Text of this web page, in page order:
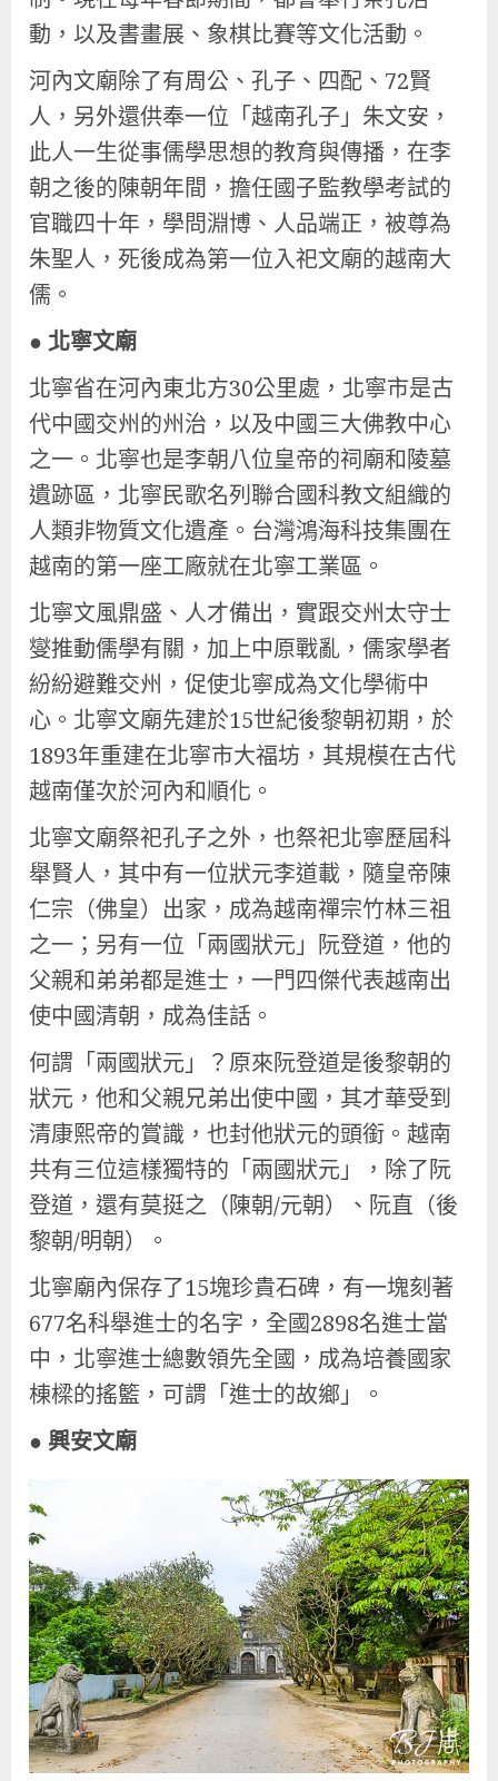
動，以及書畫展、象棋比賽等文化活動。
河內文廟除了有周公、孔子、四配、72賢
人，另外還供奉一位「越南孔子」朱文安，
此人一生從事儒學思想的教育與傳播，在李
朝之後的陳朝年間，擔任國子監教學考試的
官職四十年，學問淵博、人品端正，被尊為
朱聖人，死後成為第一位入祀文廟的越南大
儒。
● 北寧文廟
北寧省在河內東北方30公里處，北寧市是古
代中國交州的州治，以及中國三大佛教中心
之一。北寧也是李朝八位皇帝的祠廟和陵墓
遺跡區，北寧民歌名列聯合國科教文組織的
人類非物質文化遺產。台灣鴻海科技集團在
越南的第一座工廠就在北寧工業區。
北寧文風鼎盛、人才備出，實跟交州太守士
燮推動儒學有關，加上中原戰亂，儒家學者
紛紛避難交州，促使北寧成為文化學術中
心。北寧文廟先建於15世紀後黎朝初期，於
1893年重建在北寧市大福坊，其規模在古代
越南僅次於河內和順化。
北寧文廟祭祀孔子之外，也祭祀北寧歷屆科
舉賢人，其中有一位狀元李道載，隨皇帝陳
仁宗（佛皇）出家，成為越南禪宗竹林三祖
之一；另有一位「兩國狀元」阮登道，他的
父親和弟弟都是進士，一門四傑代表越南出
使中國清朝，成為佳話。
何謂「兩國狀元」？原來阮登道是後黎朝的
狀元，他和父親兄弟出使中國，其才華受到
清康熙帝的賞識，也封他狀元的頭銜。越南
共有三位這樣獨特的「兩國狀元」，除了阮
登道，還有莫挺之（陳朝/元朝）、阮直（後
黎朝/明朝）。
北寧廟內保存了15塊珍貴石碑，有一塊刻著
677名科舉進士的名字，全國2898名進士當
中，北寧進士總數領先全國，成為培養國家
棟樑的搖籃，可謂「進士的故鄉」。
● 興安文廟